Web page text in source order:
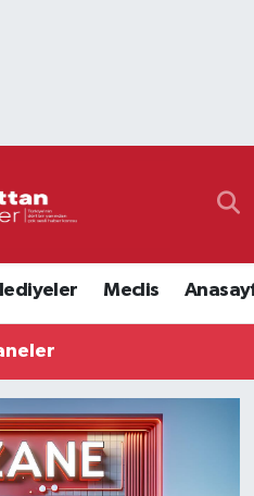
Meclis
ve Fikstür